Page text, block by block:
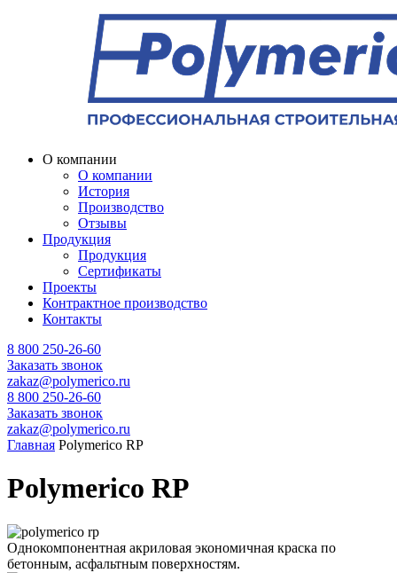
О компании
О компании
История
Производство
Отзывы
Продукция
Продукция
Сертификаты
Проекты
Контрактное производство
Контакты
8 800 250-26-60
Заказать звонок
zakaz@polymerico.ru
8 800 250-26-60
Заказать звонок
zakaz@polymerico.ru
Главная Polymerico RP
Polymerico RP
Однокомпонентная акриловая экономичная краска по
бетонным, асфальтным поверхностям.